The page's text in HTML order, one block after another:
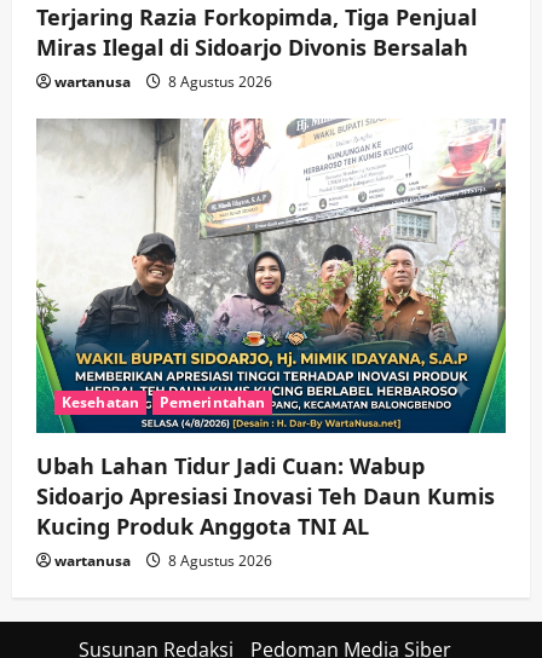
Terjaring Razia Forkopimda, Tiga Penjual
Miras Ilegal di Sidoarjo Divonis Bersalah
wartanusa 8 Agustus 2026
Kesehatan Pemerintahan
Ubah Lahan Tidur Jadi Cuan: Wabup
Sidoarjo Apresiasi Inovasi Teh Daun Kumis
Kucing Produk Anggota TNI AL
wartanusa 8 Agustus 2026
Susunan Redaksi Pedoman Media Siber